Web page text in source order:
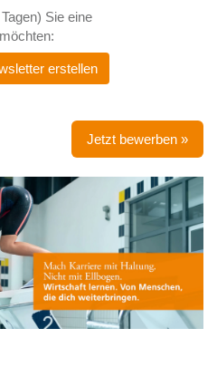
Sie eine
erstellen
Jetzt bewerben »